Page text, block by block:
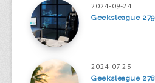
2024-09-24
Geeksleague
2024-07-23
Geeksleague